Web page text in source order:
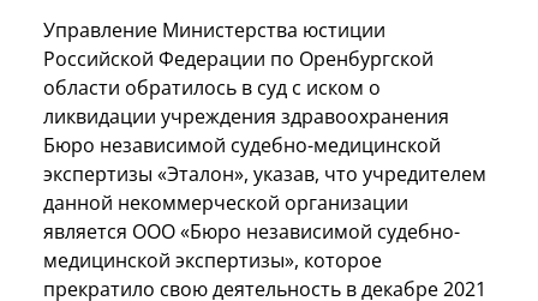
Управление Министерства юстиции
Российской Федерации по Оренбургской
области обратилось в суд с иском о
ликвидации учреждения здравоохранения
Бюро независимой судебно-медицинской
экспертизы «Эталон», указав, что учредителем
данной некоммерческой организации
является ООО «Бюро независимой судебно-
медицинской экспертизы», которое
прекратило свою деятельность в декабре 2021